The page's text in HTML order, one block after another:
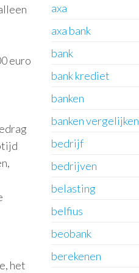
euro
het
axa
axa bank
bank
bank krediet
banken
banken vergelijken
bedrijf
bedrijven
belasting
belfius
beobank
berekenen